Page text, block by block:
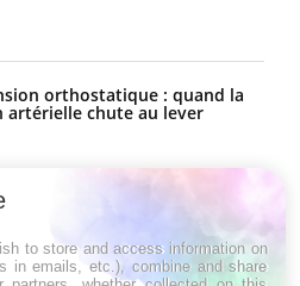
orthostatique : quand la
artérielle chute au lever
: une déformation des
rouges aux conséquences
to store and access information on
in emails, etc.), combine and share